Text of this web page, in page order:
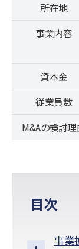
所在地
事業内容
資本金
従業員数
M&Aの検討
目次
事業